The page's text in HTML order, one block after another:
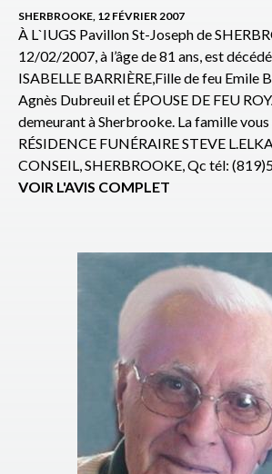
SHERBROOKE, 12 FÉVRIER 2007
À L`IUGS Pavillon St-Joseph de
12/02/2007, à l’âge de 81 ans, est
ISABELLE BARRIÈRE,Fille de feu Emile
Agnès Dubreuil et ÉPOUSE DE FEU
demeurant à Sherbrooke. La famille
RÉSIDENCE FUNÉRAIRE STEVE
CONSEIL, SHERBROOKE, Qc tél:
VOIR L'AVIS COMPLET